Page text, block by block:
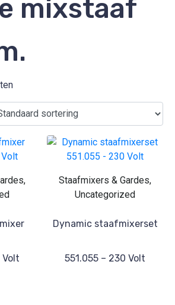
mixstaaf
Volt
Staafmixers & Gardes,
Uncategorized
Dynamic staafmixerset
551.055 – 230 Volt